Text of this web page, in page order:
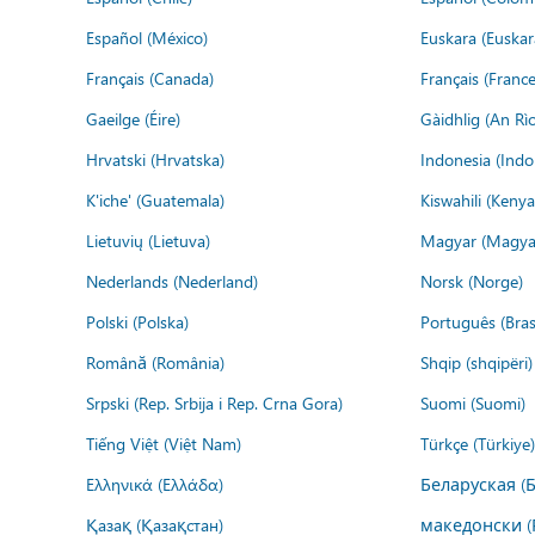
Español (México)
Euskara
Français (Canada)
Français
Gaeilge (Éire)
Gàidhlig (An
Hrvatski (Hrvatska)
Indonesia
K'iche' (Guatemala)
Kiswahili
Lietuvių (Lietuva)
Magyar
Nederlands (Nederland)
Norsk (Norge)
Polski (Polska)
Português
Română (România)
Shqip (shqipëri)
Srpski (Rep. Srbija i Rep. Crna Gora)
Suomi (Suomi)
Tiếng Việt (Việt Nam)
Türkçe (Türkiye)
Ελληνικά (Ελλάδα)
Беларуская
Қазақ (Қазақстан)
македонски